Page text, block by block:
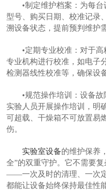
•制定维护档案：为每台
型号、购买日期、校准记录
溯设备状态，提前预判维护
•定期专业校准：对于高
专业机构进行校准，如电子
检测器线性校准等，确保设
•规范操作培训：设备故
实验人员开展操作培训，明
可超载、干燥箱不可放置易
伤。
实验室设备的维护保养
全”的双重守护。它不需要
——一次及时的清理、一次
都能让设备始终保持最佳性